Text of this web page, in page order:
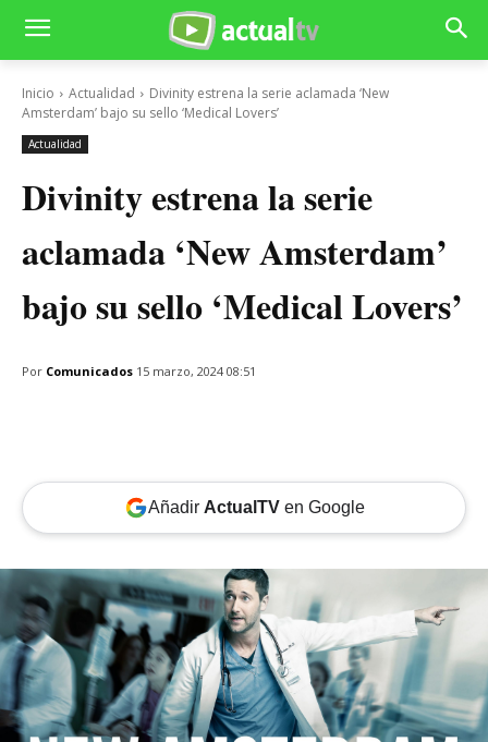
Inicio Actualidad
Divinity estrena la serie aclamada ‘New
Amsterdam’ bajo su sello ‘Medical Lovers’
Actualidad
Divinity estrena la serie
aclamada ‘New Amsterdam’
bajo su sello ‘Medical Lovers’
Por Comunicados 15 marzo, 2024 08:51
Añadir ActualTVen Google